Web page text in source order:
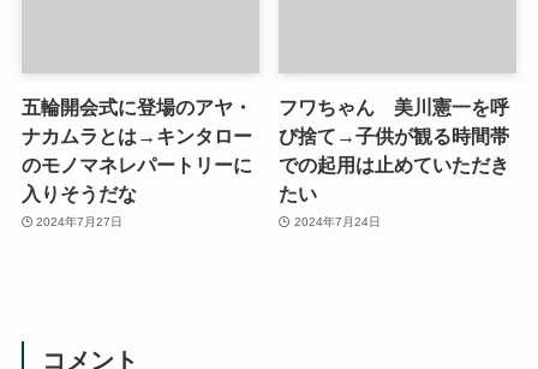
五輪開会式に登場のアヤ・
ナカムラとは→キンタロー
のモノマネレパートリーに
入りそうだな
2024年7月27日
フワちゃん 美川憲一を呼
び捨て→子供が観る時間帯
での起用は止めていただき
たい
2024年7月24日
コメント